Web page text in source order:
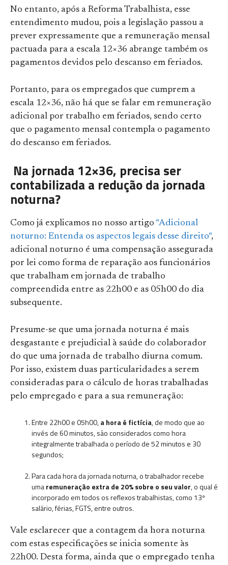
No entanto, após a Reforma Trabalhista, esse
entendimento mudou, pois a legislação passou a
prever expressamente que a remuneração mensal
pactuada para a escala 12×36 abrange também os
pagamentos devidos pelo descanso em feriados.
Portanto, para os empregados que cumprem a
escala 12×36, não há que se falar em remuneração
adicional por trabalho em feriados, sendo certo
que o pagamento mensal contempla o pagamento
do descanso em feriados.
Na jornada 12×36, precisa ser
contabilizada a redução da jornada
noturna?
Como já explicamos no nosso artigo “Adicional
noturno: Entenda os aspectos legais desse direito“,
adicional noturno é uma compensação assegurada
por lei como forma de reparação aos funcionários
que trabalham em jornada de trabalho
compreendida entre as 22h00 e as 05h00 do dia
subsequente.
Presume-se que uma jornada noturna é mais
desgastante e prejudicial à saúde do colaborador
do que uma jornada de trabalho diurna comum.
Por isso, existem duas particularidades a serem
consideradas para o cálculo de horas trabalhadas
pelo empregado e para a sua remuneração:
Entre 22h00 e 05h00,a hora é fictícia, de modo que ao
invés de 60 minutos, são considerados como hora
integralmente trabalhada o período de 52 minutos e 30
segundos;
Para cada hora da jornada noturna, o trabalhador recebe
umaremuneração extra de 20% sobre o seu valor, o qual é
incorporado em todos os reflexos trabalhistas, como 13º
salário, férias, FGTS, entre outros.
Vale esclarecer que a contagem da hora noturna
com estas especificações se inicia somente às
22h00. Desta forma, ainda que o empregado tenha